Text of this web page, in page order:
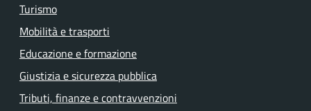
Turismo
Mobilità e trasporti
Educazione e formazione
Giustizia e sicurezza pubblica
Tributi, finanze e contravvenzioni